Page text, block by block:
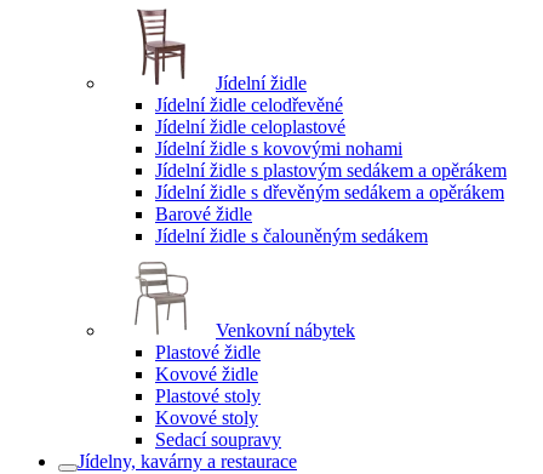
Jídelní židle
Jídelní židle celodřevěné
Jídelní židle celoplastové
Jídelní židle s kovovými nohami
Jídelní židle s plastovým sedákem a opěrákem
Jídelní židle s dřevěným sedákem a opěrákem
Barové židle
Jídelní židle s čalouněným sedákem
Venkovní nábytek
Plastové židle
Kovové židle
Plastové stoly
Kovové stoly
Sedací soupravy
Jídelny, kavárny a restaurace